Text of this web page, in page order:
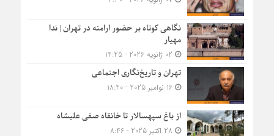
نگاهی کوتاه بر حضور ارامنه در تهران | ندا
مهیار
تهران و تاریخ‌نگاری اجتماعی
16 نوامبر 2025 - 18:40
از باغ سپهسالار تا خانقاه صفی علیشاه